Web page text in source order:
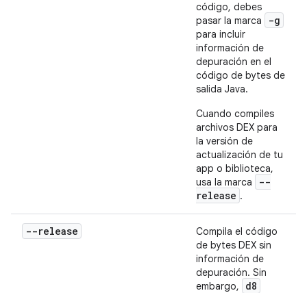
código, debes
pasar la marca
-g
para incluir
información de
depuración en el
código de bytes de
salida Java.
Cuando compiles
archivos DEX para
la versión de
actualización de tu
app o biblioteca,
usa la marca
--
release .
--release
Compila el código
de bytes DEX sin
información de
depuración. Sin
embargo,
d8